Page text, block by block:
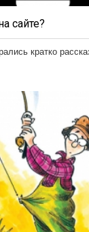
сайте?
кратко